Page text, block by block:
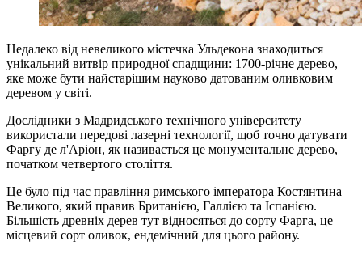
Недалеко від невеликого містечка Ульдекона знаходиться
унікальний витвір природної спадщини: 1700-річне дерево,
яке може бути найстарішим науково датованим оливковим
деревом у світі.
Дослідники з Мадридського технічного університету
використали передові лазерні технології, щоб точно датувати
Фаргу де л'Аріон, як називається це монументальне дерево,
початком четвертого століття.
Це було під час правління римського імператора Костянтина
Великого, який правив Британією, Галлією та Іспанією.
Більшість древніх дерев тут відносяться до сорту Фарга, це
місцевий сорт оливок, ендемічний для цього району.